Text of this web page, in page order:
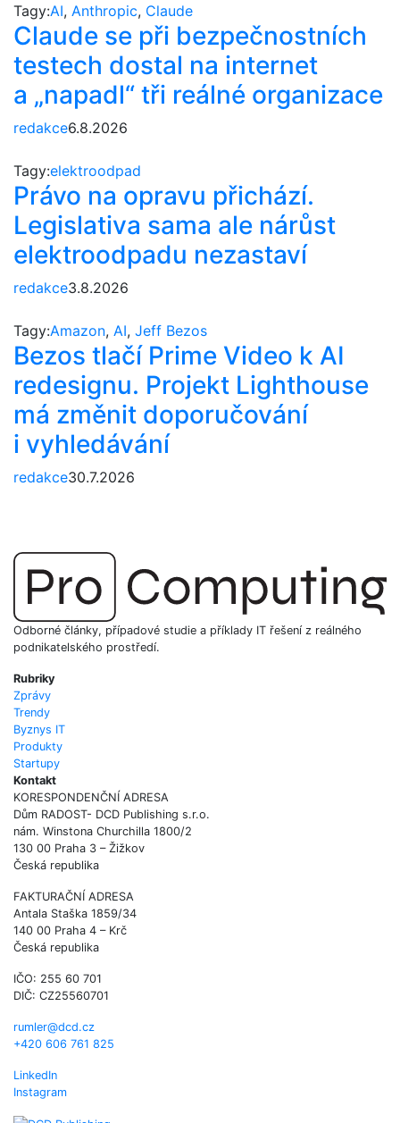
Tagy:AI, Anthropic, Claude
Claude se při bezpečnostních
testech dostal na internet
a „napadl“ tři reálné organizace
redakce6.8.2026
Tagy:elektroodpad
Právo na opravu přichází.
Legislativa sama ale nárůst
elektroodpadu nezastaví
redakce3.8.2026
Tagy:Amazon, AI, Jeff Bezos
Bezos tlačí Prime Video k AI
redesignu. Projekt Lighthouse
má změnit doporučování
i vyhledávání
redakce30.7.2026
Odborné články, případové studie a příklady IT řešení z reálného
podnikatelského prostředí.
Rubriky
Zprávy
Trendy
Byznys IT
Produkty
Startupy
Kontakt
KORESPONDENČNÍ ADRESA
Dům RADOST- DCD Publishing s.r.o.
nám. Winstona Churchilla 1800/2
130 00 Praha 3 – Žižkov
Česká republika
FAKTURAČNÍ ADRESA
Antala Staška 1859/34
140 00 Praha 4 – Krč
Česká republika
IČO: 255 60 701
DIČ: CZ25560701
rumler@dcd.cz
+420 606 761 825
LinkedIn
Instagram